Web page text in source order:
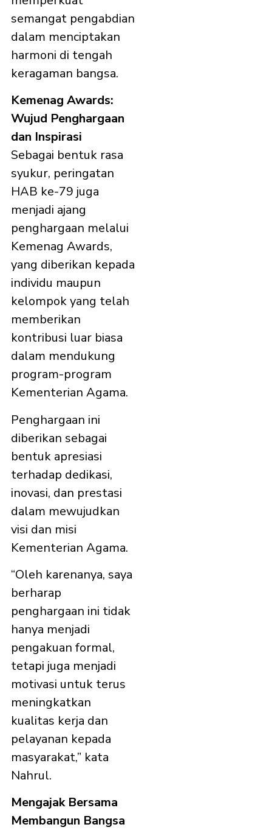
semangat pengabdian
dalam menciptakan
harmoni di tengah
keragaman bangsa.
Kemenag Awards:
Wujud Penghargaan
dan Inspirasi
Sebagai bentuk rasa
syukur, peringatan
HAB ke-79 juga
menjadi ajang
penghargaan melalui
Kemenag Awards,
yang diberikan kepada
individu maupun
kelompok yang telah
memberikan
kontribusi luar biasa
dalam mendukung
program-program
Kementerian Agama.
Penghargaan ini
diberikan sebagai
bentuk apresiasi
terhadap dedikasi,
inovasi, dan prestasi
dalam mewujudkan
visi dan misi
Kementerian Agama.
“Oleh karenanya, saya
berharap
penghargaan ini tidak
hanya menjadi
pengakuan formal,
tetapi juga menjadi
motivasi untuk terus
meningkatkan
kualitas kerja dan
pelayanan kepada
masyarakat,” kata
Nahrul.
Mengajak Bersama
Membangun Bangsa